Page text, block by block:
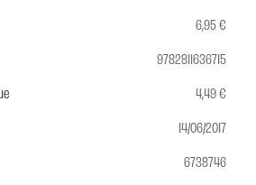
6,95 €
9782811636715
4,49 €
14/06/2017
6738746